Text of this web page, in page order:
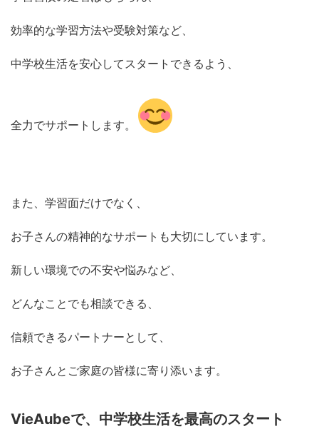
効率的な学習方法や受験対策など、
中学校生活を安心してスタートできるよう、
全力でサポートします。
また、学習面だけでなく、
お子さんの精神的なサポートも大切にしています。
新しい環境での不安や悩みなど、
どんなことでも相談できる、
信頼できるパートナーとして、
お子さんとご家庭の皆様に寄り添います。
VieAubeで、中学校生活を最高のスタート